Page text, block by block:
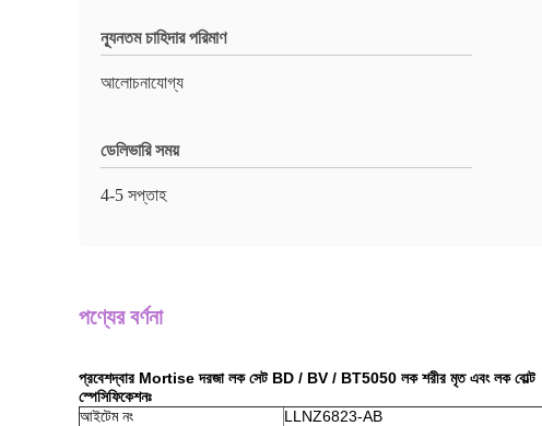
ন্যূনতম চাহিদার পরিমাণ
আলোচনাযোগ্য
ডেলিভারি সময়
4-5 সপ্তাহ
পণ্যের বর্ণনা
প্রবেশদ্বার Mortise দরজা লক সেট BD / BV / BT5050 লক শরীর মৃত এবং লক বোল্ট
স্পেসিফিকেশনঃ
আইটেম নং
LLNZ6823-AB